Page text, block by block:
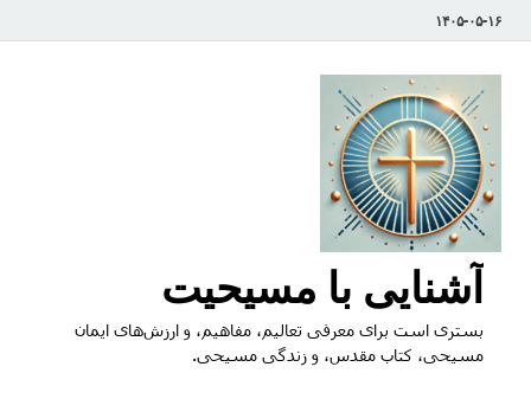
۱۴۰۵-۰۵-۱۶
آشنایی با مسیحیت
بستری است برای معرفی تعالیم، مفاهیم، و ارزش‌های ایمان
مسیحی، کتاب مقدس، و زندگی مسیحی.